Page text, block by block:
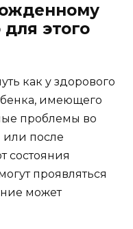
этого
как у здорового
имеющего
проблемы во
или после
состояния
проявляться
может